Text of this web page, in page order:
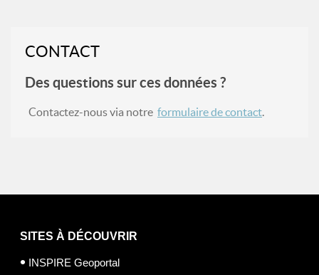
CONTACT
Des questions sur ces données ?
Contactez-nous via notre formulaire de contact.
SITES À DÉCOUVRIR
INSPIRE Geoportal